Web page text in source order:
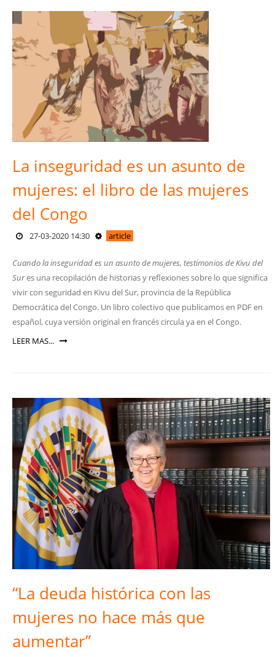
La inseguridad es un asunto de
mujeres: el libro de las mujeres
del Congo
27-03-2020 14:30 article
Cuando la inseguridad es un asunto de mujeres, testimonios de Kivu del
Sures una recopilación de historias y reflexiones sobre lo que significa
vivir con seguridad en Kivu del Sur, provincia de la República
Democrática del Congo. Un libro colectivo que publicamos en PDF en
español, cuya versión original en francés circula ya en el Congo.
LEER MAS...
“La deuda histórica con las
mujeres no hace más que
aumentar”